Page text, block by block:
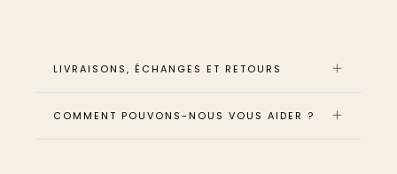
LIVRAISONS, ÉCHANGES ET RETOURS
COMMENT POUVONS-NOUS VOUS AIDER ?